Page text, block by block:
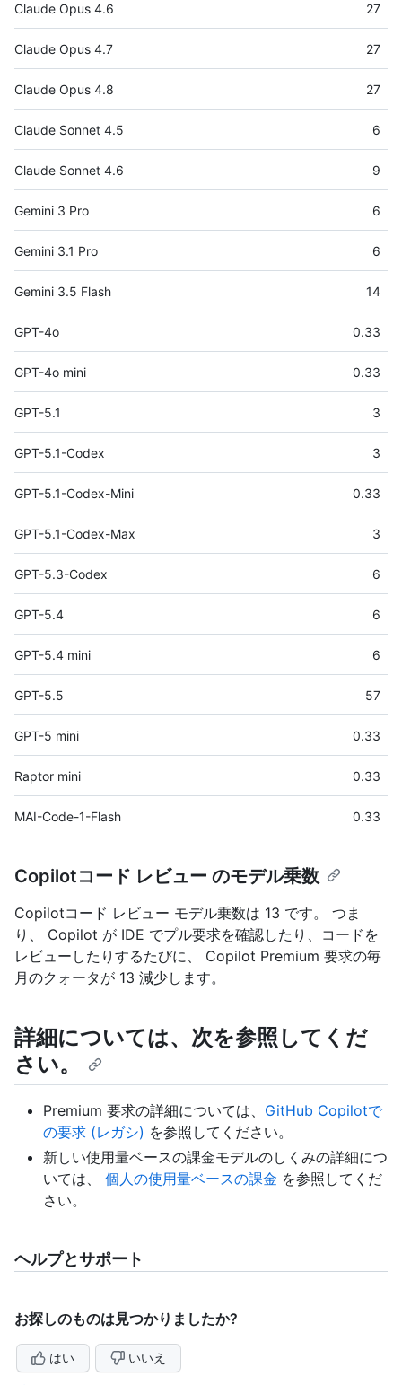
Claude Opus 4.6 27
Claude Opus 4.7 27
Claude Opus 4.8 27
Claude Sonnet 4.5 6
Claude Sonnet 4.6 9
Gemini 3 Pro 6
Gemini 3.1 Pro 6
Gemini 3.5 Flash 14
GPT-4o 0.33
GPT-4o mini 0.33
GPT-5.1 3
GPT-5.1-Codex 3
GPT-5.1-Codex-Mini 0.33
GPT-5.1-Codex-Max 3
GPT-5.3-Codex 6
GPT-5.4 6
GPT-5.4 mini 6
GPT-5.5 57
GPT-5 mini 0.33
Raptor mini 0.33
MAI-Code-1-Flash 0.33
Copilotコード レビュー のモデル乗数
Copilotコード レビュー モデル乗数は 13 です。 つま
り、 Copilot が IDE でプル要求を確認したり、コードを
レビューしたりするたびに、 Copilot Premium 要求の毎
月のクォータが 13 減少します。
詳細については、次を参照してくだ
さい。
Premium 要求の詳細については、 GitHub Copilotで
の要求 (レガシ) を参照してください。
新しい使用量ベースの課金モデルのしくみの詳細につ
いては、 個人の使用量ベースの課金 を参照してくだ
さい。
ヘルプとサポート
お探しのものは見つかりましたか?
はい いいえ